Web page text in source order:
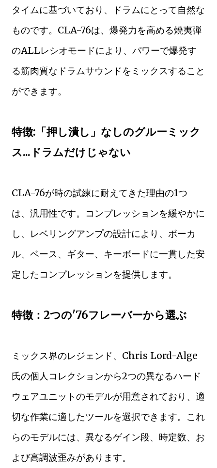
タイムに基づいており、ドラムにとって自然な
ものです。CLA-76は、爆発力を高める焼夷弾
のALLレシオモードにより、パワーで爆発す
る筋肉質なドラムサウンドをミックスすること
ができます。
特徴:「押し潰し」なしのグルーミック
ス...ドラムだけじゃない
CLA-76が時の試練に耐えてきた理由の1つ
は、汎用性です。コンプレッションを緩やかに
し、レベリングアンプの設計により、ボーカ
ル、ベース、ギター、キーボードに一貫した安
定したコンプレッションを提供します。
特徴：2つの'76フレーバーから選ぶ
ミックス界のレジェンド、Chris Lord-Alge
氏の個人コレクションから2つの異なるハード
ウェアユニットのモデルが用意されており、適
切な作業に適したツールを選択できます。これ
らのモデルには、異なるゲイン段、時定数、お
よび高調波歪みがあります。